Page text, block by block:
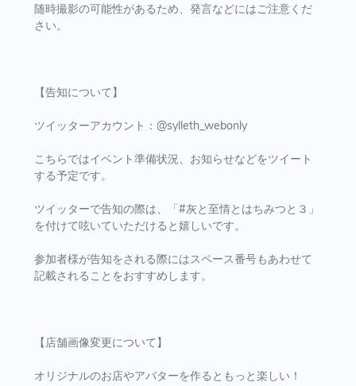
随時撮影の可能性があるため、発言などにはご注意くだ
さい。
【告知について】
ツイッターアカウント：@sylleth_webonly
こちらではイベント準備状況、お知らせなどをツイート
する予定です。
ツイッターで告知の際は、「#灰と至情とはちみつと３」
を付けて呟いていただけると嬉しいです。
参加者様が告知をされる際にはスペース番号もあわせて
記載されることをおすすめします。
【店舗画像変更について】
オリジナルのお店やアバターを作るともっと楽しい！